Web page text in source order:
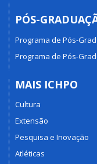
PÓS-
Programa de Pós-
Programa de Pós-
MAIS ICHPO
Cultura
Extensão
Pesquisa e Inovação
Atléticas